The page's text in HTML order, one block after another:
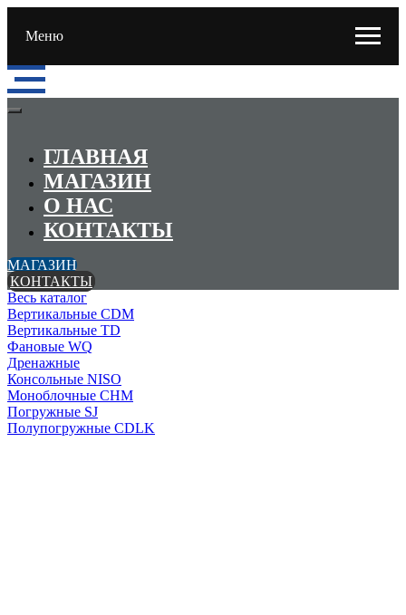
Меню
ГЛАВНАЯ
МАГАЗИН
О НАС
КОНТАКТЫ
МАГАЗИН
КОНТАКТЫ
Весь каталог
Вертикальные CDM
Вертикальные TD
Фановые WQ
Дренажные
Консольные NISO
Моноблочные CHМ
Погружные SJ
Полупогружные CDLK